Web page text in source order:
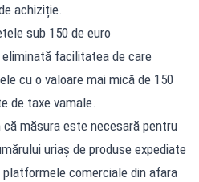
achiziție.
sub 150 de euro
facilitatea de care
cu o valoare mai mică de 150
de taxe vamale.
măsura este necesară pentru
uriaș de produse expediate
comerciale din afara